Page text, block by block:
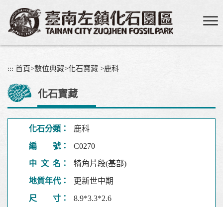
內
::: 首頁>數位典藏>化石寶藏 >鹿科
化石寶藏
化石分類： 鹿科
編 號： C0270
中 文 名： 犄角片段(基部)
地質年代： 更新世中期
尺 寸： 8.9*3.3*2.6